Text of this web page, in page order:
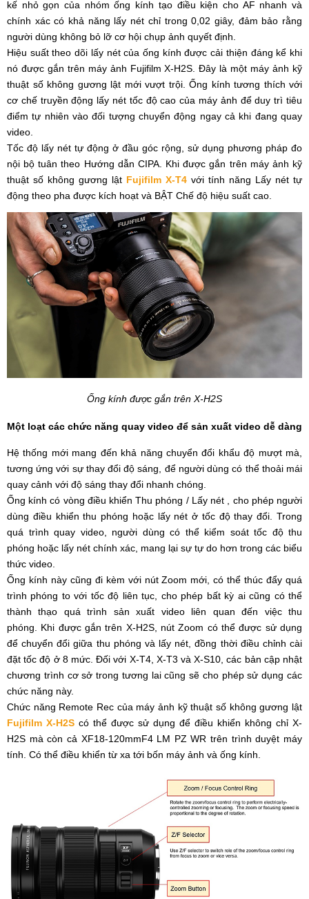
kế nhỏ gọn của nhóm ống kính tạo điều kiện cho AF nhanh và
chính xác có khả năng lấy nét chỉ trong 0,02 giây, đảm bảo rằng
người dùng không bỏ lỡ cơ hội chụp ảnh quyết định.
Hiệu suất theo dõi lấy nét của ống kính được cải thiện đáng kể khi
nó được gắn trên máy ảnh Fujifilm X-H2S. Đây là một máy ảnh kỹ
thuật số không gương lật mới vượt trội. Ống kính tương thích với
cơ chế truyền động lấy nét tốc độ cao của máy ảnh để duy trì tiêu
điểm tự nhiên vào đối tượng chuyển động ngay cả khi đang quay
video.
Tốc độ lấy nét tự động ở đầu góc rộng, sử dụng phương pháp đo
nội bộ tuân theo Hướng dẫn CIPA. Khi được gắn trên máy ảnh kỹ
thuật số không gương lật Fujifilm X-T4 với tính năng Lấy nét tự
động theo pha được kích hoạt và BẬT Chế độ hiệu suất cao.
Ống kính được gắn trên X-H2S
Một loạt các chức năng quay video để sản xuất video dễ dàng
Hệ thống mới mang đến khả năng chuyển đổi khẩu độ mượt mà,
tương ứng với sự thay đổi độ sáng, để người dùng có thể thoải mái
quay cảnh với độ sáng thay đổi nhanh chóng.
Ống kính có vòng điều khiển Thu phóng / Lấy nét , cho phép người
dùng điều khiển thu phóng hoặc lấy nét ở tốc độ thay đổi. Trong
quá trình quay video, người dùng có thể kiểm soát tốc độ thu
phóng hoặc lấy nét chính xác, mang lại sự tự do hơn trong các biểu
thức video.
Ống kính này cũng đi kèm với nút Zoom mới, có thể thúc đẩy quá
trình phóng to với tốc độ liên tục, cho phép bất kỳ ai cũng có thể
thành thạo quá trình sản xuất video liên quan đến việc thu
phóng. Khi được gắn trên X-H2S, nút Zoom có ​​thể được sử dụng
để chuyển đổi giữa thu phóng và lấy nét, đồng thời điều chỉnh cài
đặt tốc độ ở 8 mức. Đối với X-T4, X-T3 và X-S10, các bản cập nhật
chương trình cơ sở trong tương lai cũng sẽ cho phép sử dụng các
chức năng này.
Chức năng Remote Rec của máy ảnh kỹ thuật số không gương lật
Fujifilm X-H2S có thể được sử dụng để điều khiển không chỉ X-
H2S mà còn cả XF18-120mmF4 LM PZ WR trên trình duyệt máy
tính. Có thể điều khiển từ xa tới bốn máy ảnh và ống kính.